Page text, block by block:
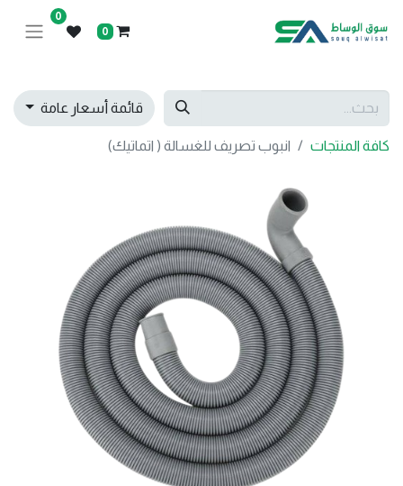
0
0
قائمة أسعار عامة
كافة المنتجات انبوب تصريف للغسالة ( اتماتيك)